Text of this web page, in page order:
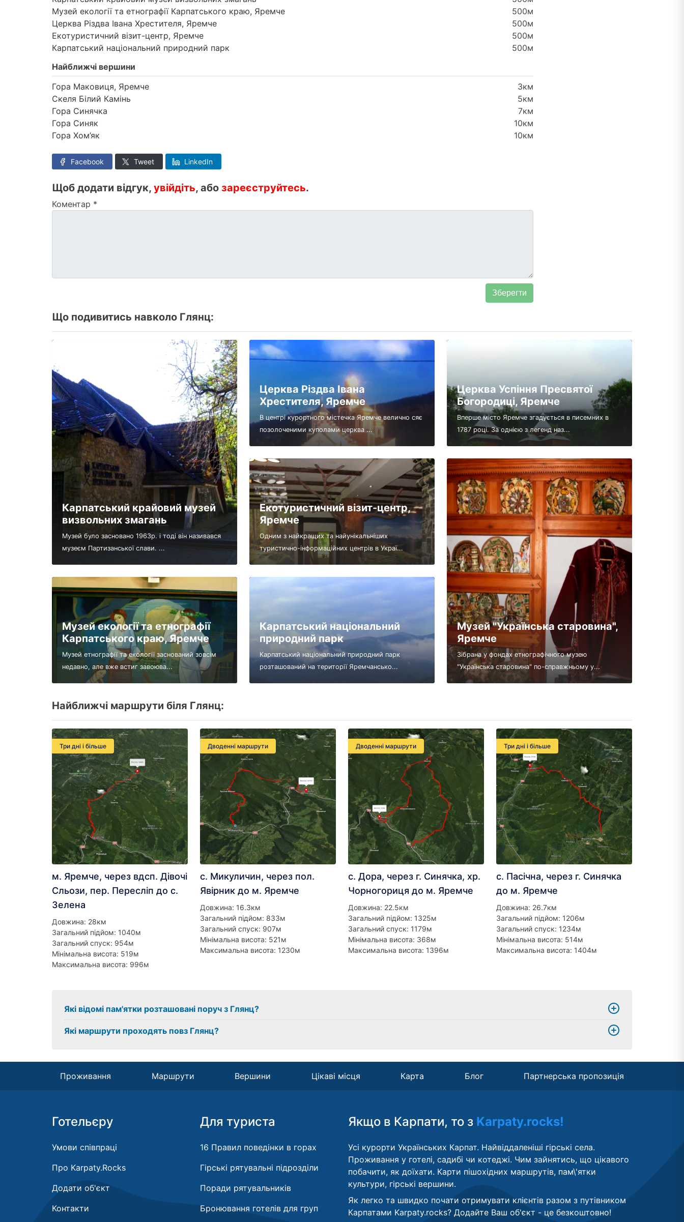
Музей екології та етнографії Карпатського краю, Яремче
500м
Церква Різдва Івана Хрестителя, Яремче
500м
Екотуристичний візит-центр, Яремче
500м
Карпатський національний природний парк
500м
Найближчі вершини
Гора Маковиця, Яремче
3км
Скеля Білий Камінь
5км
Гора Синячка
7км
Гора Синяк
10км
Гора Хом’як
10км
Facebook Tweet LinkedIn
Щоб додати відгук, увійдіть, або зареєструйтесь.
Коментар *
Що подивитись навколо Глянц:
Карпатський крайовий музей
визвольних змагань
Музей було засновано 1963р. і тоді він називався
музеєм Партизанської слави. ...
Музей екології та етнографії
Карпатського краю, Яремче
Музей етнографії та екології заснований зовсім
недавно, але вже встиг завоюва...
Церква Різдва Івана
Хрестителя, Яремче
В центрі курортного містечка Яремче велично сяє
позолоченими куполами церква ...
Екотуристичний візит-центр,
Яремче
Одним з найкращих та найунікальніших
туристично-інформаційних центрів в Украї...
Карпатський національний
природний парк
Карпатський національний природний парк
розташований на території Яремчансько...
Церква Успіння Пресвятої
Богородиці, Яремче
Вперше місто Яремче згадується в писемних в
1787 році. За однією з легенд наз...
Музей "Українська старовина",
Яремче
Зібрана у фондах етнографічного музею
"Українська старовина" по-справжньому у...
Найближчі маршрути біля Глянц:
Три дні і більше
м. Яремче, через вдсп. Дівочі
Сльози, пер. Пересліп до с.
Зелена
Довжина: 28км
Загальний підйом: 1040м
Загальний спуск: 954м
Мінімальна висота: 519м
Максимальна висота: 996м
Дводенні маршрути
с. Микуличин, через пол.
Явірник до м. Яремче
Довжина: 16.3км
Загальний підйом: 833м
Загальний спуск: 907м
Мінімальна висота: 521м
Максимальна висота: 1230м
Дводенні маршрути
с. Дора, через г. Синячка, хр.
Чорногориця до м. Яремче
Довжина: 22.5км
Загальний підйом: 1325м
Загальний спуск: 1179м
Мінімальна висота: 368м
Максимальна висота: 1396м
Три дні і більше
с. Пасічна, через г. Синячка
до м. Яремче
Довжина: 26.7км
Загальний підйом: 1206м
Загальний спуск: 1234м
Мінімальна висота: 514м
Максимальна висота: 1404м
Які відомі пам'ятки розташовані поруч з Глянц?
Які маршрути проходять повз Глянц?
Проживання Маршрути Вершини Цікаві місця Карта Блог Партнерська пропозиція
Готельєру
Умови співпраці
Про Karpaty.Rocks
Додати об'єкт
Контакти
Для туриста
16 Правил поведінки в горах
Гірські рятувальні підрозділи
Поради рятувальників
Бронювання готелів для груп
Якщо в Карпати, то з Karpaty.rocks!
Усі курорти Українських Карпат. Найвіддаленіші гірські села.
Проживання у готелі, садибі чи котеджі. Чим зайнятись, що цікавого
побачити, як доїхати. Карти пішохідних маршрутів, пам\'ятки
культури, гірські вершини.
Як легко та швидко почати отримувати клієнтів разом з путівником
Карпатами Karpaty.rocks? Додайте Ваш об'єкт - це безкоштовно!